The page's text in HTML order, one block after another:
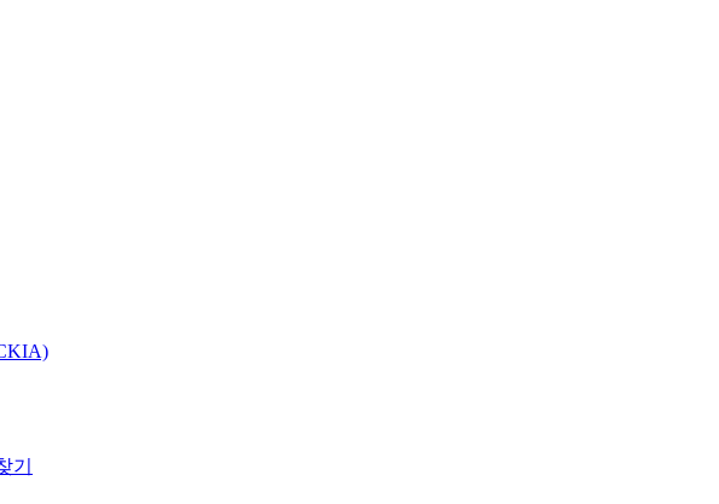
기